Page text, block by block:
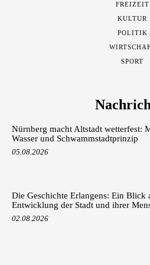
FREIZEIT
KULTUR
POLITIK
SPORT
Nürnberg macht Altstadt wetterfest:
Wasser und Schwammstadtprinzip
05.08.2026
Die Geschichte Erlangens: Ein Blick
Entwicklung der Stadt und ihrer
02.08.2026